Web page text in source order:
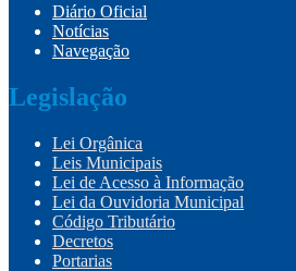
Diário Oficial
Notícias
Navegação
Legislação
Lei Orgânica
Leis Municipais
Lei de Acesso à Informação
Lei da Ouvidoria Municipal
Código Tributário
Decretos
Portarias